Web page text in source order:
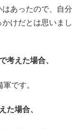
あったので、自分
けだとは思いまし
考えた場合、
です。
た場合、